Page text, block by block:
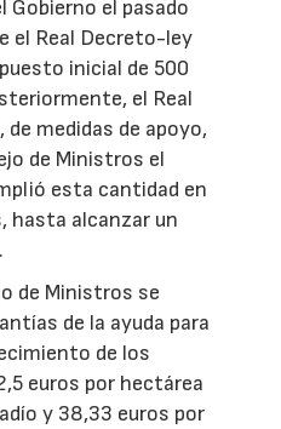
Gobierno el pasado
el Real Decreto-ley
inicial de 500
el Real
medidas de apoyo,
de Ministros el
esta cantidad en
hasta alcanzar un
de Ministros se
de la ayuda para
de los
euros por hectárea
y 38,33 euros por